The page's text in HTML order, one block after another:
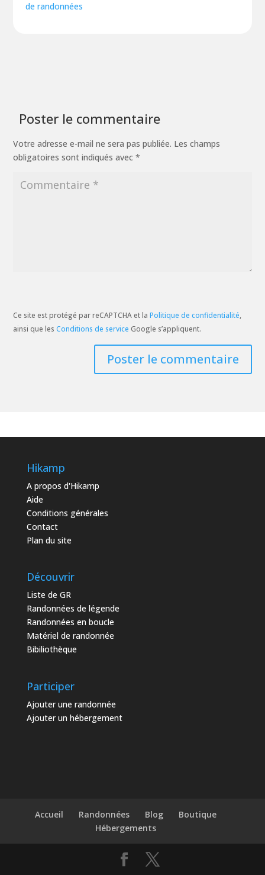
de randonnées
Poster le commentaire
Votre adresse e-mail ne sera pas publiée. Les champs
obligatoires sont indiqués avec*
Ce site est protégé par reCAPTCHA et laPolitique de confidentialité
ainsi que lesConditions de service Google s’appliquent.
Hikamp
A propos d'Hikamp
Aide
Conditions générales
Contact
Plan du site
Découvrir
Liste de GR
Randonnées de légende
Randonnées en boucle
Matériel de randonnée
Bibiliothèque
Participer
Ajouter une randonnée
Ajouter un hébergement
Accueil Randonnées Blog
Boutique
Hébergements